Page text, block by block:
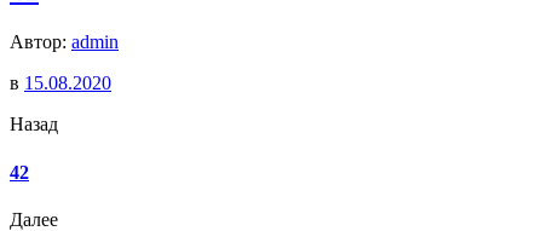
Автор: admin
в 15.08.2020
Назад
42
Далее